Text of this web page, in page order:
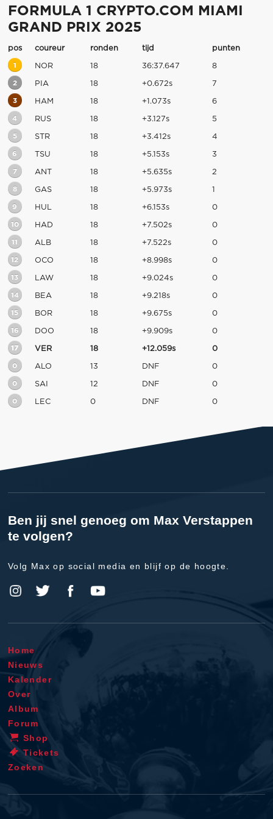
FORMULA 1 CRYPTO.COM MIAMI
GRAND PRIX 2025
pos coureur ronden tijd punten
1 NOR 18 36:37.647 8
2 PIA 18 +0.672s 7
3 HAM 18 +1.073s 6
4 RUS 18 +3.127s 5
5 STR 18 +3.412s 4
6 TSU 18 +5.153s 3
7 ANT 18 +5.635s 2
8 GAS 18 +5.973s 1
9 HUL 18 +6.153s 0
10 HAD 18 +7.502s 0
11 ALB 18 +7.522s 0
12 OCO 18 +8.998s 0
13 LAW 18 +9.024s 0
14 BEA 18 +9.218s 0
15 BOR 18 +9.675s 0
16 DOO 18 +9.909s 0
17 VER 18 +12.059s 0
0 ALO 13 DNF 0
0 SAI 12 DNF 0
0 LEC 0 DNF 0
Ben jij snel genoeg om Max Verstappen
te volgen?
Volg Max op social media en blijf op de hoogte.
Home
Nieuws
Kalender
Over
Album
Forum
Shop
Tickets
Zoeken